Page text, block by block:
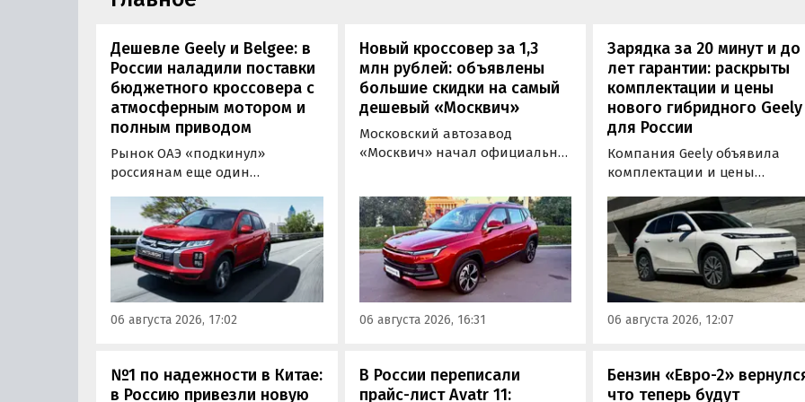
Дешевле Geely и Belgee: в
России наладили поставки
бюджетного кроссовера с
атмосферным мотором и
полным приводом
Рынок ОАЭ «подкинул»
россиянам еще один
продавался в России
официально. Речь о Mitsubishi
ASX: у дилеров в Эмиратах он
стоит примерно от 1 600 000
рублей по текущему курсу, а у
нас с учетом всех расходов
цены на него стартуют от 2 251
06 августа 2026, 17:02
Новый кроссовер за 1,3
млн рублей: объявлены
большие скидки на самый
дешевый «Москвич»
Московский автозавод
«Москвич» начал официально
прямой выгодой в размере 360
тыс. рублей. Получить такую
скидку можно при покупке
нового автомобиля 2025 или
2026 года выпуска в период с 4
по 31 августа, сообщили в
пресс-службе компании.
06 августа 2026, 16:31
Зарядка за 20 минут и до
лет гарантии: раскрыты
комплектации и цены
нового гибридного Geely
для России
Компания Geely объявила
комплектации и цены
новой версии EM-R с
установкой
типа. Автомобиль оснащен
инновационной системой
названием Electric Motor
Extended Range (EM-R) и
заряжаться от 30 до 80% всего
06 августа 2026, 12:07
№1 по надежности в Китае:
в Россию привезли новую
В России переписали
прайс-лист Avatr 11:
Бензин «Евро-2»
что теперь будут